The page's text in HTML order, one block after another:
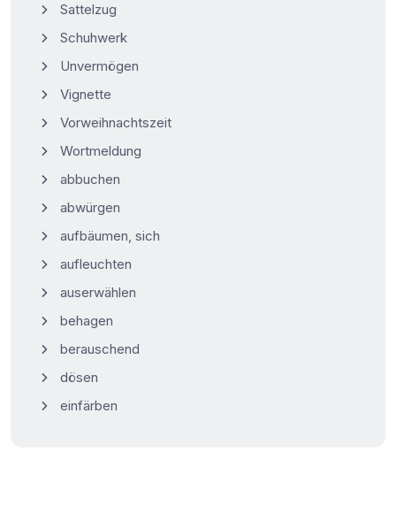
Sattelzug
Schuhwerk
Unvermögen
Vignette
Vorweihnachtszeit
Wortmeldung
abbuchen
abwürgen
aufbäumen, sich
aufleuchten
auserwählen
behagen
berauschend
dösen
einfärben